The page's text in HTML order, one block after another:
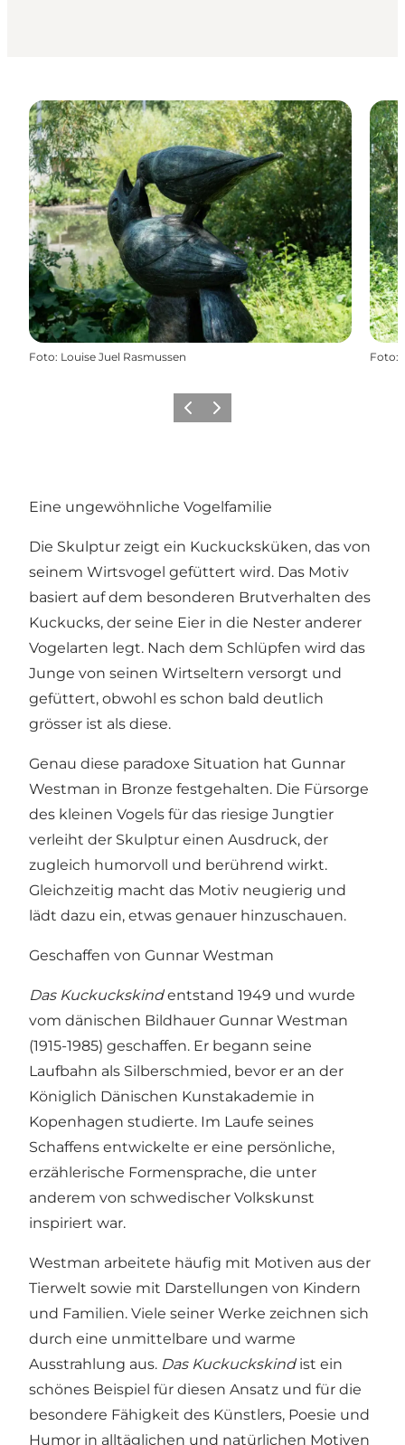
Foto: Louise Juel Rasmussen Foto:
ZurückWeiter
Eine ungewöhnliche Vogelfamilie
Die Skulptur zeigt ein Kuckucksküken, das von
seinem Wirtsvogel gefüttert wird. Das Motiv
basiert auf dem besonderen Brutverhalten des
Kuckucks, der seine Eier in die Nester anderer
Vogelarten legt. Nach dem Schlüpfen wird das
Junge von seinen Wirtseltern versorgt und
gefüttert, obwohl es schon bald deutlich
grösser ist als diese.
Genau diese paradoxe Situation hat Gunnar
Westman in Bronze festgehalten. Die Fürsorge
des kleinen Vogels für das riesige Jungtier
verleiht der Skulptur einen Ausdruck, der
zugleich humorvoll und berührend wirkt.
Gleichzeitig macht das Motiv neugierig und
lädt dazu ein, etwas genauer hinzuschauen.
Geschaffen von Gunnar Westman
Das Kuckuckskindentstand 1949 und wurde
vom dänischen Bildhauer Gunnar Westman
(1915-1985) geschaffen. Er begann seine
Laufbahn als Silberschmied, bevor er an der
Königlich Dänischen Kunstakademie in
Kopenhagen studierte. Im Laufe seines
Schaffens entwickelte er eine persönliche,
erzählerische Formensprache, die unter
anderem von schwedischer Volkskunst
inspiriert war.
Westman arbeitete häufig mit Motiven aus der
Tierwelt sowie mit Darstellungen von Kindern
und Familien. Viele seiner Werke zeichnen sich
durch eine unmittelbare und warme
Ausstrahlung aus. Das Kuckuckskindist ein
schönes Beispiel für diesen Ansatz und für die
besondere Fähigkeit des Künstlers, Poesie und
Humor in alltäglichen und natürlichen Motiven